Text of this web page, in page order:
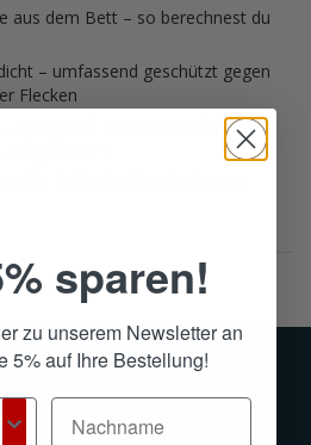
aus dem Bett – so berechnest du
– umfassend geschützt gegen
Flecken
Mara Vital Matratzen erfüllen
1
Ein Leitfaden für erholsamen
sparen!
zu unserem Newsletter an
5% auf Ihre Bestellung!